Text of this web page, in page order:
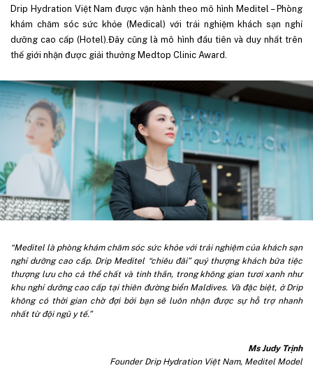
Drip Hydration Việt Nam được vận hành theo mô hình Meditel – Phòng
khám chăm sóc sức khỏe (Medical) với trải nghiệm khách sạn nghỉ
dưỡng cao cấp (Hotel).Đây cũng là mô hình đầu tiên và duy nhất trên
thế giới nhận được giải thưởng Medtop Clinic Award.
“Meditel là phòng khám chăm sóc sức khỏe với trải nghiệm của khách sạn
nghỉ dưỡng cao cấp. Drip Meditel “chiêu đãi” quý thượng khách bữa tiệc
thượng lưu cho cả thể chất và tinh thần, trong không gian tươi xanh như
khu nghỉ dưỡng cao cấp tại thiên đường biển Maldives. Và đặc biệt, ở Drip
không có thời gian chờ đợi bởi bạn sẽ luôn nhận được sự hỗ trợ nhanh
nhất từ đội ngũ y tế.”
Ms Judy Trịnh
Founder Drip Hydration Việt Nam, Meditel Model